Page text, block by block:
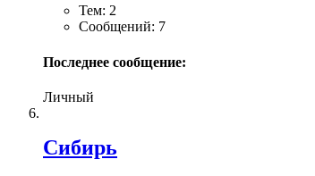
Тем: 2
Сообщений: 7
Последнее сообщение:
Личный
Сибирь